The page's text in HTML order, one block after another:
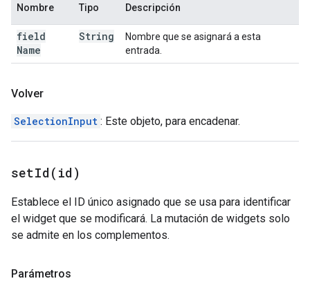
Nombre Tipo Descripción
field
Name
String
Nombre que se asignará a esta
entrada.
Volver
SelectionInput : Este objeto, para encadenar.
setId( id)
Establece el ID único asignado que se usa para identificar
el widget que se modificará. La mutación de widgets solo
se admite en los complementos.
Parámetros